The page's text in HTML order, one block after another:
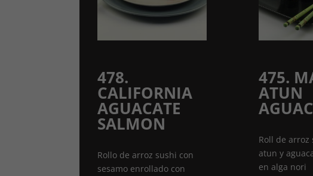
478.
CALIFORNIA
AGUACATE
SALMON
Rollo de arroz sushi con
sesamo enrollado con
475.
ATUN
Roll de arroz
atun y
en alga nori